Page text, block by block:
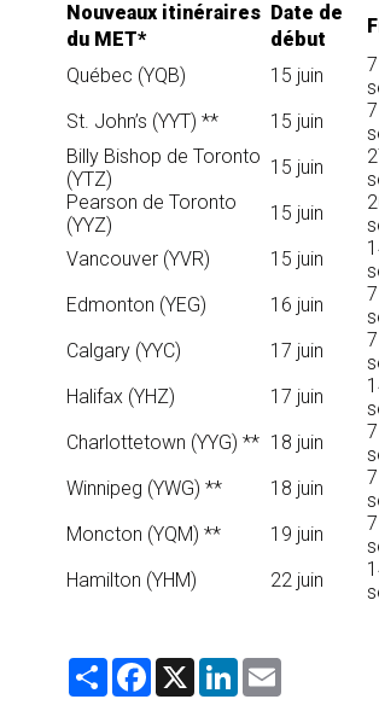
Nouveaux itinéraires
du MET*
Date de
début
Québec (YQB) 15 juin
St. John’s (YYT) **
15 juin
Billy Bishop de Toronto
(YTZ)
15 juin
Pearson de Toronto
(YYZ)
15 juin
Vancouver (YVR)
15 juin
Edmonton (YEG)
16 juin
Calgary (YYC)
17 juin
Halifax (YHZ)
17 juin
Charlottetown (YYG) ** 18 juin
Winnipeg (YWG) **
18 juin
Moncton (YQM) **
19 juin
Hamilton (YHM)
22 juin
S
F
X
L